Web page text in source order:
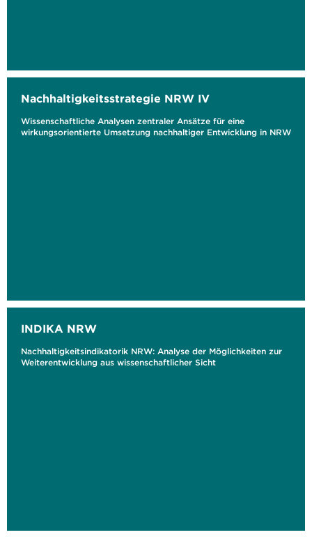
Nachhaltigkeitsstrategie NRW IV
Wissenschaftliche Analysen zentraler Ansätze für eine
wirkungsorientierte Umsetzung nachhaltiger Entwicklung in NRW
INDIKA NRW
Nachhaltigkeitsindikatorik NRW: Analyse der Möglichkeiten zur
Weiterentwicklung aus wissenschaftlicher Sicht